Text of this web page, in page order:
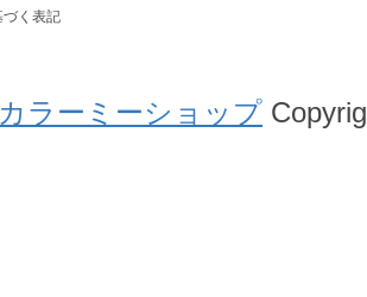
づく表記
カラーミーショップ